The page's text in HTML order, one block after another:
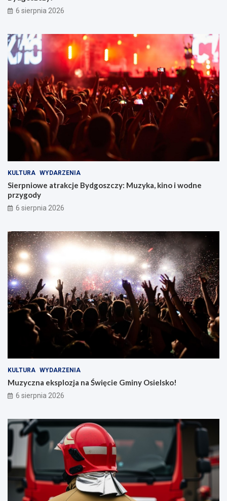
6 sierpnia 2026
KULTURA WYDARZENIA
Sierpniowe atrakcje Bydgoszczy: Muzyka, kino i wodne
przygody
6 sierpnia 2026
KULTURA WYDARZENIA
Muzyczna eksplozja na Święcie Gminy Osielsko!
6 sierpnia 2026